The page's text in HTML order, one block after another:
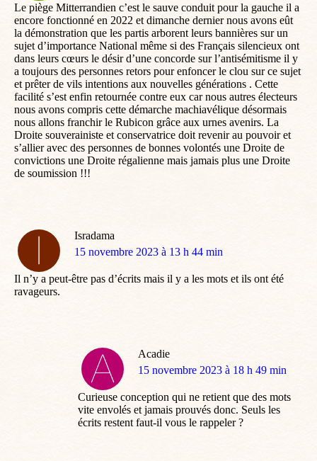
Le piège Mitterrandien c’est le sauve conduit pour la gauche il a
encore fonctionné en 2022 et dimanche dernier nous avons eût
la démonstration que les partis arborent leurs bannières sur un
sujet d’importance National même si des Français silencieux ont
dans leurs cœurs le désir d’une concorde sur l’antisémitisme il y
a toujours des personnes retors pour enfoncer le clou sur ce sujet
et prêter de vils intentions aux nouvelles générations . Cette
facilité s’est enfin retournée contre eux car nous autres électeurs
nous avons compris cette démarche machiavélique désormais
nous allons franchir le Rubicon grâce aux urnes avenirs. La
Droite souverainiste et conservatrice doit revenir au pouvoir et
s’allier avec des personnes de bonnes volontés une Droite de
convictions une Droite régalienne mais jamais plus une Droite
de soumission !!!
Isradama
dit
15 novembre 2023 à 13 h 44 min
Il n’y a peut-être pas d’écrits mais il y a les mots et ils ont été
ravageurs.
Acadie
dit
15 novembre 2023 à 18 h 49 min
Curieuse conception qui ne retient que des mots
vite envolés et jamais prouvés donc. Seuls les
écrits restent faut-il vous le rappeler ?